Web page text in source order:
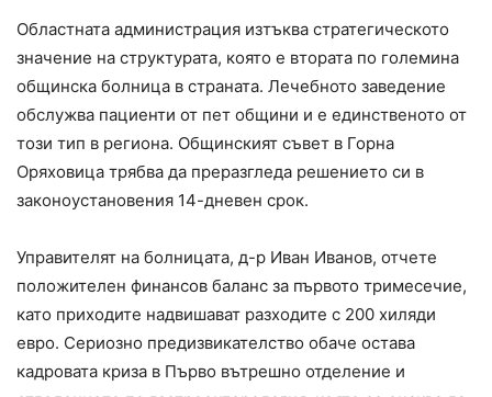
Областната администрация изтъква стратегическото
значение на структурата, която е втората по големина
общинска болница в страната. Лечебното заведение
обслужва пациенти от пет общини и е единственото от
този тип в региона. Общинският съвет в Горна
Оряховица трябва да преразгледа решението си в
законоустановения 14-дневен срок.
Управителят на болницата, д-р Иван Иванов, отчете
положителен финансов баланс за първото тримесечие,
като приходите надвишават разходите с 200 хиляди
евро. Сериозно предизвикателство обаче остава
кадровата криза в Първо вътрешно отделение и